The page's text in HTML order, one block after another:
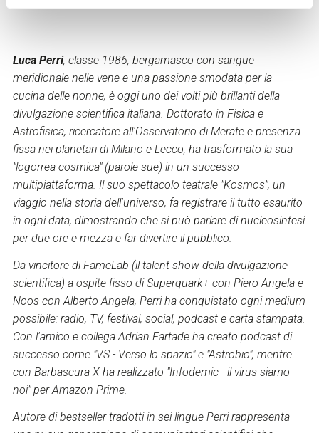
Luca Perri, classe 1986, bergamasco con sangue
meridionale nelle vene e una passione smodata per la
cucina delle nonne, è oggi uno dei volti più brillanti della
divulgazione scientifica italiana. Dottorato in Fisica e
Astrofisica, ricercatore all'Osservatorio di Merate e presenza
fissa nei planetari di Milano e Lecco, ha trasformato la sua
"logorrea cosmica" (parole sue) in un successo
multipiattaforma. Il suo spettacolo teatrale "Kosmos", un
viaggio nella storia dell'universo, fa registrare il tutto esaurito
in ogni data, dimostrando che si può parlare di nucleosintesi
per due ore e mezza e far divertire il pubblico.
Da vincitore di FameLab (il talent show della divulgazione
scientifica) a ospite fisso di Superquark+ con Piero Angela e
Noos con Alberto Angela, Perri ha conquistato ogni medium
possibile: radio, TV, festival, social, podcast e carta stampata.
Con l'amico e collega Adrian Fartade ha creato podcast di
successo come "VS - Verso lo spazio" e "Astrobio", mentre
con Barbascura X ha realizzato "Infodemic - il virus siamo
noi" per Amazon Prime.
Autore di bestseller tradotti in sei lingue Perri rappresenta